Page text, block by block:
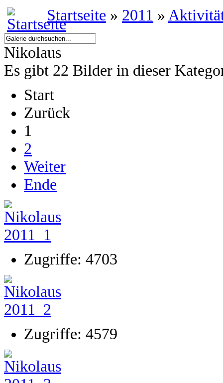
Startseite » 2011 »
Nikolaus
Es gibt 22 Bilder in dieser
Start
Zurück
1
2
Weiter
Ende
Zugriffe: 4703
Zugriffe: 4579